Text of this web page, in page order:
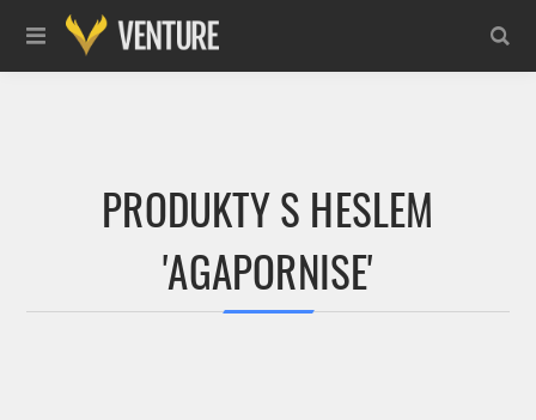
PRODUKTY S HESLEM
'AGAPORNISE'